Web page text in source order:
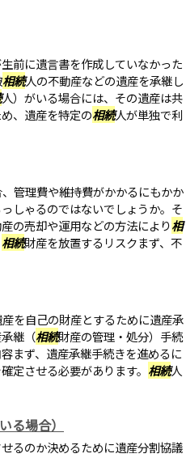
前に遺言書を作成していなかった
相続人の不動産などの遺産を承継し
人）がいる場合には、その遺産は共
、遺産を特定の相続人が単独で利
管理費や維持費がかかるにもかか
しゃるのではないでしょうか。そ
の売却や運用などの方法により相
相続財産を放置するリスクまず、不
を自己の財産とするために遺産承
継（相続財産の管理・処分）手続
まず、遺産承継手続きを進めるに
定させる必要があります。 相続人
る場合）
るのか決めるために遺産分割協議